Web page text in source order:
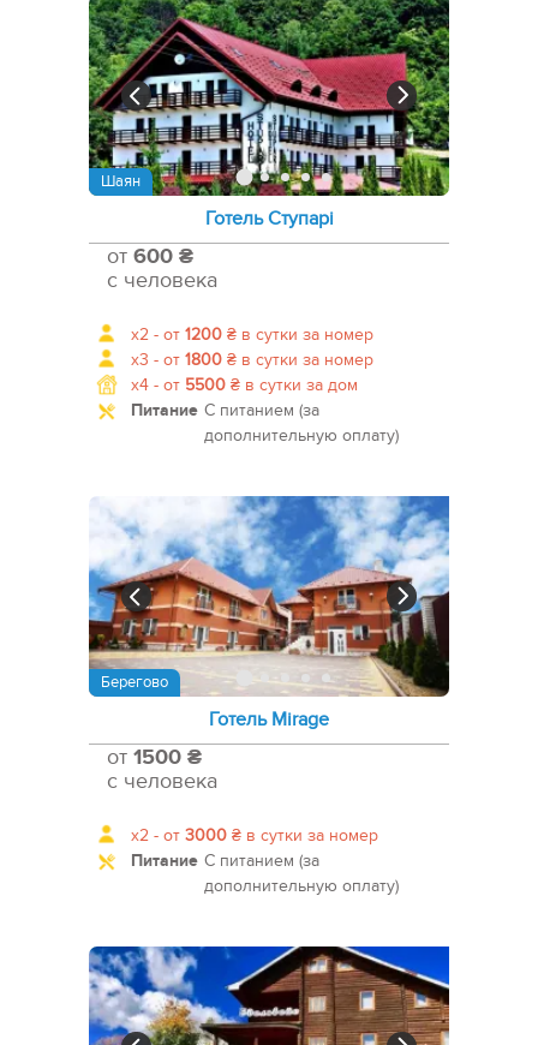
Шаян
Готель Ступарі
от 600 ₴
с человека
x2 - от 1200 ₴ в сутки за номер
x3 - от 1800 ₴ в сутки за номер
x4 - от 5500 ₴ в сутки за дом
Питание С питанием (за
дополнительную оплату)
Берегово
Готель Mirage
от 1500 ₴
с человека
x2 - от 3000 ₴ в сутки за номер
Питание С питанием (за
дополнительную оплату)